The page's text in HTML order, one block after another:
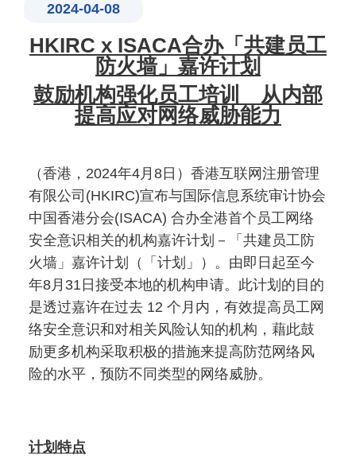
2024-04-08
HKIRC x ISACA合办「共建员工
防火墙」嘉许计划
鼓励机构强化员工培训 从内部
提高应对网络威胁能力
（香港，2024年4月8日）香港互联网注册管理
有限公司(HKIRC)宣布与国际信息系统审计协会
中国香港分会(ISACA) 合办全港首个员工网络
安全意识相关的机构嘉许计划－「共建员工防
火墙」嘉许计划​（「计划」）。由即日起至今
年8月31日接受本地的机构申请。此计划的目的
是透过嘉许在过去 12 个月内，有效提高员工网
络安全意识和对相关风险认知的机构​，藉此鼓
励更多机构采取积极的措施来提高防范网络风
险的水平，预防不同类型的网络威胁。
计划特点